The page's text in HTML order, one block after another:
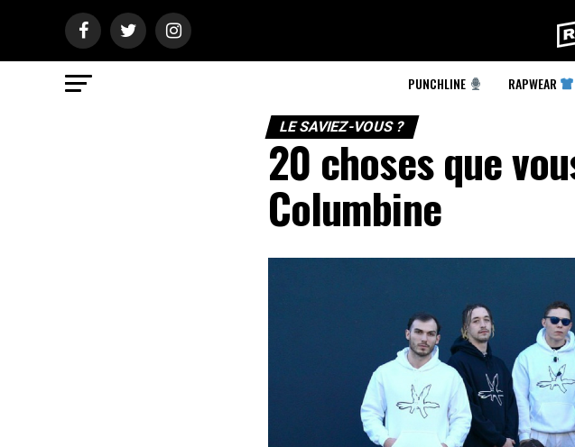
PUNCHLINE RAPWEAR
LE SAVIEZ-VOUS ?
20 choses que
Columbine